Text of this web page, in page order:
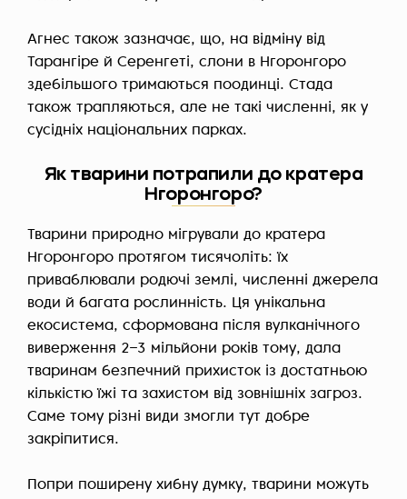
Агнес також зазначає, що, на відміну від
Тарангіре й Серенгеті, слони в Нгоронгоро
здебільшого тримаються поодинці. Стада
також трапляються, але не такі численні, як у
сусідніх національних парках.
Як тварини потрапили до кратера
Нгоронгоро?
Тварини природно мігрували до кратера
Нгоронгоро протягом тисячоліть: їх
приваблювали родючі землі, численні джерела
води й багата рослинність. Ця унікальна
екосистема, сформована після вулканічного
виверження 2–3 мільйони років тому, дала
тваринам безпечний прихисток із достатньою
кількістю їжі та захистом від зовнішніх загроз.
Саме тому різні види змогли тут добре
закріпитися.
Попри поширену хибну думку, тварини можуть